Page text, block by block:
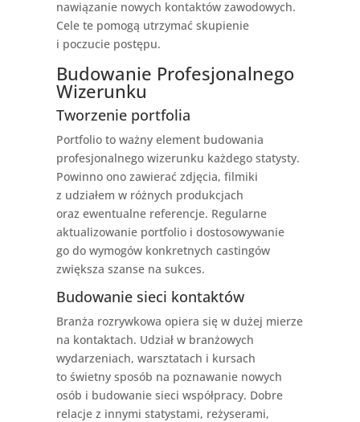
nawiązanie nowych kontaktów zawodowych.
Cele te pomogą utrzymać skupienie
i poczucie postępu.
Budowanie Profesjonalnego
Wizerunku
Tworzenie portfolia
Portfolio to ważny element budowania
profesjonalnego wizerunku każdego statysty.
Powinno ono zawierać zdjęcia, filmiki
z udziałem w różnych produkcjach
oraz ewentualne referencje. Regularne
aktualizowanie portfolio i dostosowywanie
go do wymogów konkretnych castingów
zwiększa szanse na sukces.
Budowanie sieci kontaktów
Branża rozrywkowa opiera się w dużej mierze
na kontaktach. Udział w branżowych
wydarzeniach, warsztatach i kursach
to świetny sposób na poznawanie nowych
osób i budowanie sieci współpracy. Dobre
relacje z innymi statystami, reżyserami,